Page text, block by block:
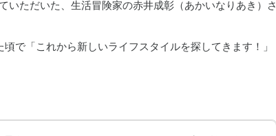
ただいた、生活冒険家の赤井成彰（あかいなりあき）さ
で「これから新しいライフスタイルを探してきます！」